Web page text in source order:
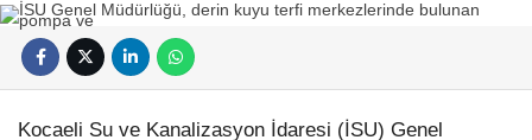
Kocaeli Su ve Kanalizasyon İdaresi (İSU) Genel